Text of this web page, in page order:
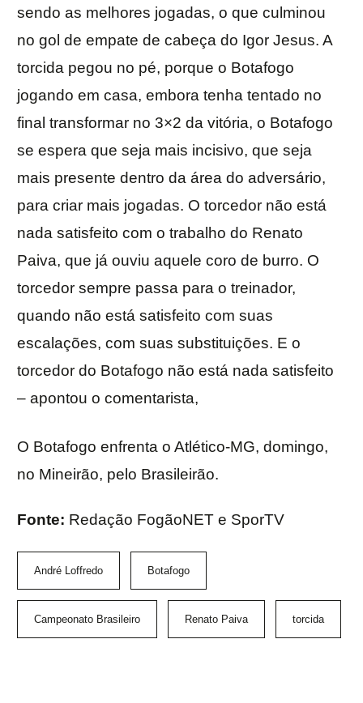
sendo as melhores jogadas, o que culminou
no gol de empate de cabeça do Igor Jesus. A
torcida pegou no pé, porque o Botafogo
jogando em casa, embora tenha tentado no
final transformar no 3×2 da vitória, o Botafogo
se espera que seja mais incisivo, que seja
mais presente dentro da área do adversário,
para criar mais jogadas. O torcedor não está
nada satisfeito com o trabalho do Renato
Paiva, que já ouviu aquele coro de burro. O
torcedor sempre passa para o treinador,
quando não está satisfeito com suas
escalações, com suas substituições. E o
torcedor do Botafogo não está nada satisfeito
– apontou o comentarista,
O Botafogo enfrenta o Atlético-MG, domingo,
no Mineirão, pelo Brasileirão.
Fonte: Redação FogãoNET e SporTV
André Loffredo Botafogo
Campeonato Brasileiro Renato Paiva torcida